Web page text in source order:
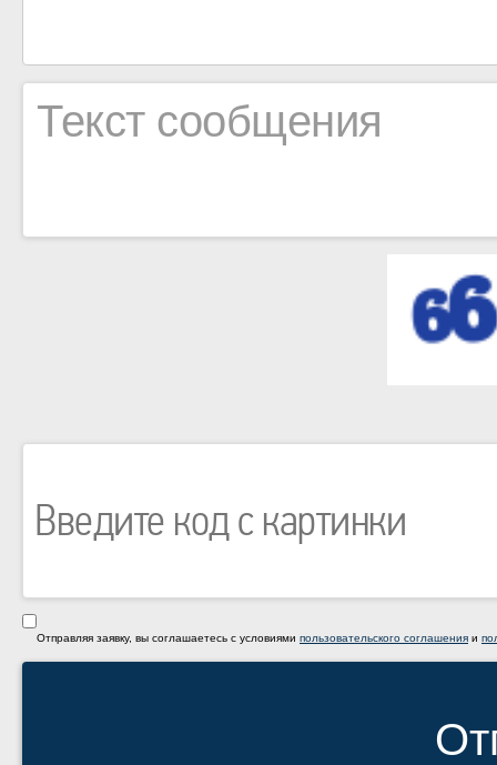
Отправляя заявку, вы соглашаетесь с условиями пользовательского соглашения и